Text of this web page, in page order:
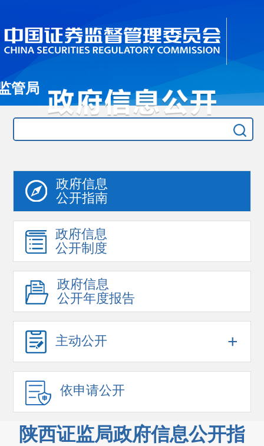
管局
政府信息
公开指南
政府信息
公开制度
政府信息
公开年度报告
主动公开 +
依申请公开
陕西证监局政府信息公开指